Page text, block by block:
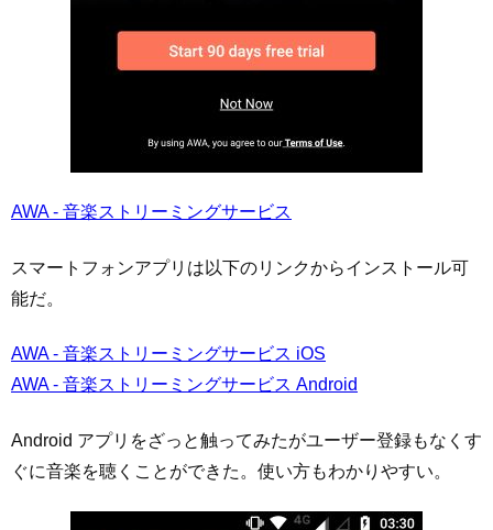
AWA - 音楽ストリーミングサービス
スマートフォンアプリは以下のリンクからインストール可
能だ。
AWA - 音楽ストリーミングサービス iOS
AWA - 音楽ストリーミングサービス Android
Android アプリをざっと触ってみたがユーザー登録もなくす
ぐに音楽を聴くことができた。使い方もわかりやすい。